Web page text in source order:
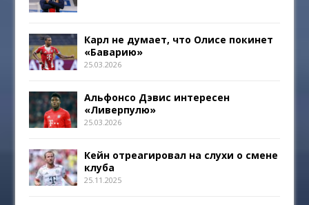
Карл не думает, что Олисе покинет
«Баварию»
25.03.2026
Альфонсо Дэвис интересен
«Ливерпулю»
25.03.2026
Кейн отреагировал на слухи о смене
клуба
25.11.2025